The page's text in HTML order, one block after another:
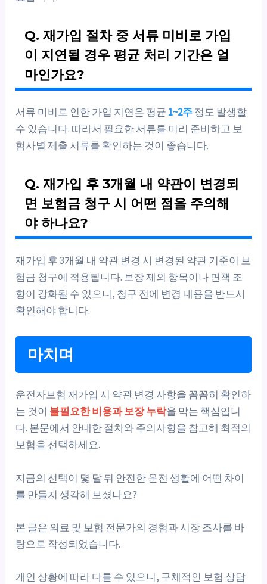
Q. 재가입 절차 중 서류 미비로 가입
이 지연될 경우 평균 처리 기간은 얼
마인가요?
서류 미비로 인한 가입 지연은 평균 1~2주정도 발생할
수 있습니다. 따라서 필요한 서류를 미리 준비하고 보
험사별 제출 서류를 확인하는 것이 좋습니다.
Q. 재가입 후 3개월 내 약관이 변경되
면 보험금 청구 시 어떤 점을 주의해
야 하나요?
재가입 후 3개월 내 약관 변경 시 변경된 약관 기준이 보
험금 청구에 적용됩니다. 보장 제외 항목이나 면책 조
항이 강화될 수 있으니, 청구 전에 변경 내용을 반드시
확인해야 합니다.
마치며
운전자보험 재가입 시 약관 변경 사항을 꼼꼼히 확인하
는 것이 불필요한 비용과 보장 누락을 막는 핵심입니
다. 본문에서 안내한 절차와 주의사항을 참고해 최적의
보험을 선택하세요.
지금의 선택이 몇 달 뒤 안전한 운전 생활에 어떤 차이
를 만들지 생각해 보셨나요?
본 글은 의료 및 보험 전문가의 경험과 시장 조사를 바
탕으로 작성되었습니다.
개인 상황에 따라 다를 수 있으니, 구체적인 보험 상담